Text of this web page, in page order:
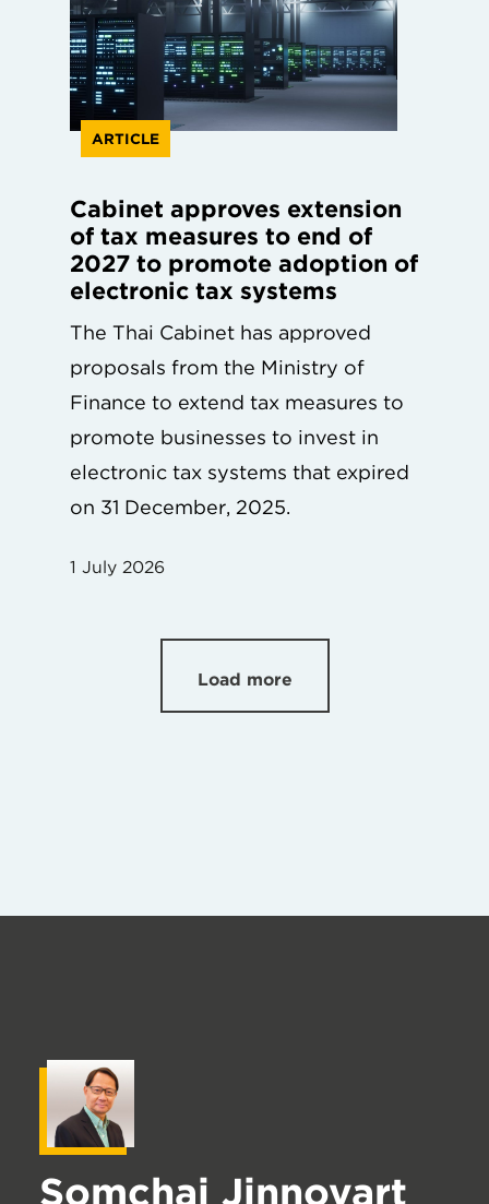
ARTICLE
Cabinet approves extension
of tax measures to end of
2027 to promote adoption of
electronic tax systems
The Thai Cabinet has approved
proposals from the Ministry of
Finance to extend tax measures to
promote businesses to invest in
electronic tax systems that expired
on 31 December, 2025.
1 July 2026
Load more
Somchai Jinnovart